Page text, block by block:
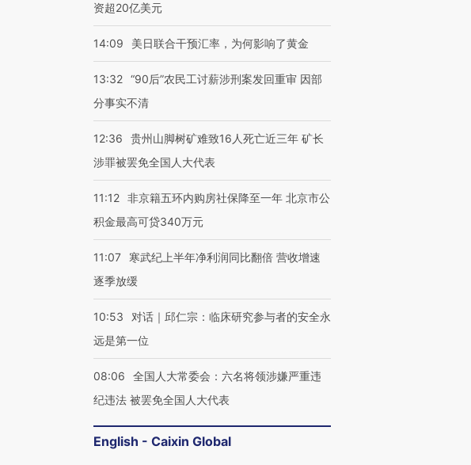
资超20亿美元
14:09 美日联合干预汇率，为何影响了黄金
13:32 “90后”农民工讨薪涉刑案发回重审 因部
分事实不清
12:36
贵州山脚树矿难致16人死亡近三年 矿长
涉罪被罢免全国人大代表
11:12 非京籍五环内购房社保降至一年 北京市公
积金最高可贷340万元
11:07
寒武纪上半年净利润同比翻倍 营收增速
逐季放缓
10:53
对话｜邱仁宗：临床研究参与者的安全永
远是第一位
08:06
全国人大常委会：六名将领涉嫌严重违
纪违法 被罢免全国人大代表
English - Caixin Global